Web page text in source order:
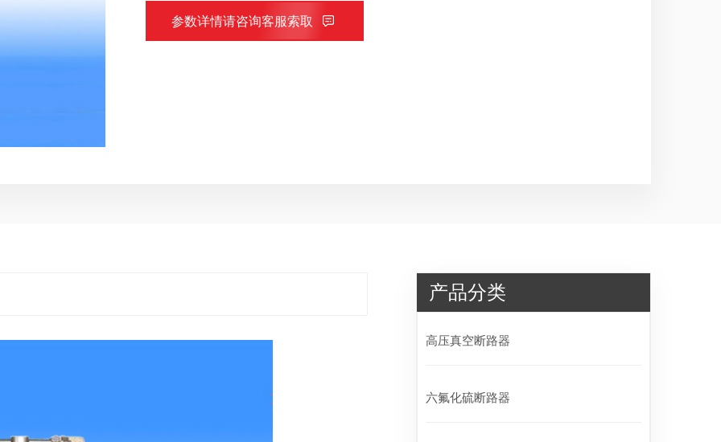
参数详情请咨询客服索取
产品分类
高压真空断路器
六氟化硫断路器